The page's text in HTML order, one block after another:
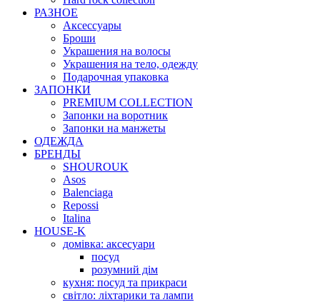
РАЗНОЕ
Аксессуары
Броши
Украшения на волосы
Украшения на тело, одежду
Подарочная упаковка
ЗАПОНКИ
PREMIUM COLLECTION
Запонки на воротник
Запонки на манжеты
ОДЕЖДА
БРЕНДЫ
SHOUROUK
Asos
Balenciaga
Repossi
Italina
HOUSE-K
домівка: аксесуари
посуд
розумний дім
кухня: посуд та прикраси
світло: ліхтарики та лампи